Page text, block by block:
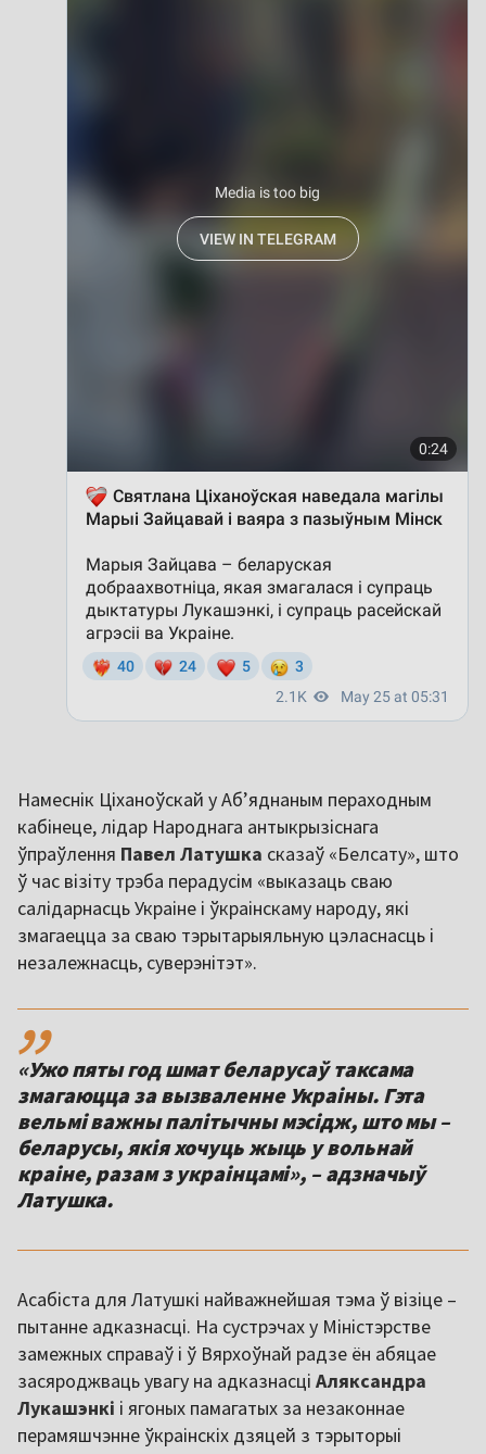
Намеснік Ціханоўскай у Аб’яднаным пераходным
кабінеце, лідар Народнага антыкрызіснага
ўпраўлення Павел Латушка сказаў «Белсату», што
ў час візіту трэба перадусім «выказаць сваю
салідарнасць Украіне і ўкраінскаму народу, які
змагаецца за сваю тэрытарыяльную цэласнасць і
незалежнасць, суверэнітэт».
,,
«Ужо пяты год шмат беларусаў таксама
змагаюцца за вызваленне Украіны. Гэта
вельмі важны палітычны мэсідж, што мы –
беларусы, якія хочуць жыць у вольнай
краіне, разам з украінцамі», – адзначыў
Латушка.
Асабіста для Латушкі найважнейшая тэма ў візіце –
пытанне адказнасці. На сустрэчах у Міністэрстве
замежных справаў і ў Вярхоўнай радзе ён абяцае
засяроджваць увагу на адказнасці Аляксандра
Лукашэнкі і ягоных памагатых за незаконнае
перамяшчэнне ўкраінскіх дзяцей з тэрыторыі